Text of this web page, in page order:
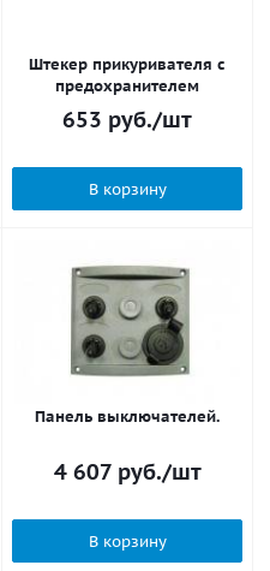
Штекер прикуривателя с
предохранителем
653 руб./шт
В корзину
Панель выключателей.
4 607руб./шт
В корзину